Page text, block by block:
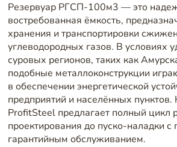
Резервуар РГСП-100м3 — это
востребованная ёмкость,
хранения и транспортировки
углеводородных газов. В условиях
суровых регионов, таких как
подобные металлоконструкции
в обеспечении энергетической
предприятий и населённых пунктов.
ProfitSteel предлагает полный цикл
проектирования до пуско-наладки
гарантийным обслуживанием.